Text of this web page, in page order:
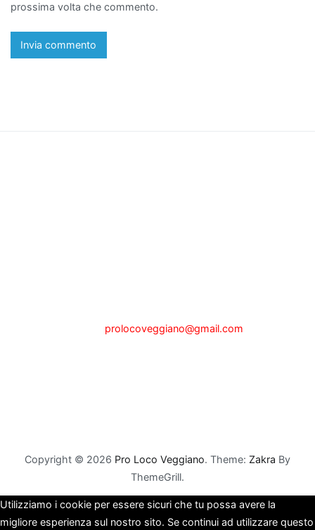
prossima volta che commento.
prolocoveggiano@gmail.com
Copyright © 2026 Pro Loco Veggiano. Theme: Zakra By
ThemeGrill.
Utilizziamo i cookie per essere sicuri che tu possa avere la
migliore esperienza sul nostro sito. Se continui ad utilizzare questo